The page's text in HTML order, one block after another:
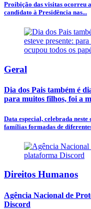
Proibição das visitas ocorreu
candidato à Presidência nas...
Geral
Dia dos Pais também é
para muitos filhos, foi a
Data especial, celebrada
famílias formadas de
Direitos Humanos
Agência Nacional de
Discord